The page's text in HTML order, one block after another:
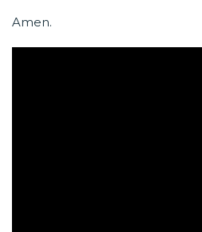
Amen.